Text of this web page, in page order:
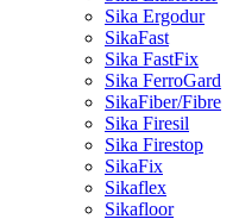
Sika Ergodur
SikaFast
Sika FastFix
Sika FerroGard
SikaFiber/Fibre
Sika Firesil
Sika Firestop
SikaFix
Sikaflex
Sikafloor